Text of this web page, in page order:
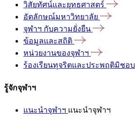
วิสัยทัศน์และยุทธศาสตร์
อัตลักษณ์มหาวิทยาลัย
จุฬาฯ กับความยั่งยืน
ข้อมูลและสถิติ
หน่วยงานของจุฬาฯ
ร้องเรียนทุจริตและประพฤติมิชอบ
รู้จักจุฬาฯ
แนะนำจุฬาฯ แนะนำจุฬาฯ